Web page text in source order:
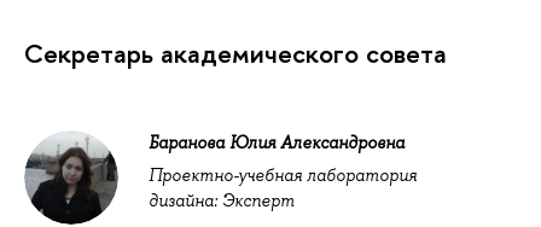
Секретарь академического совета
Баранова Юлия Александровна
Проектно-учебная лаборатория
дизайна: Эксперт